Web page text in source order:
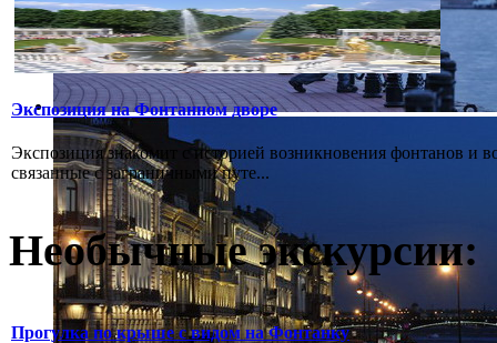
Экспозиция на Фонтанном дворе
Экспозиция знакомит с историей возникновения фонтанов и
связанные с заграничными путе...
Необычные экскурсии:
Прогулка по крыше с видом на Фонтанку